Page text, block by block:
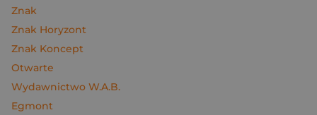
Znak
Znak Horyzont
Znak Koncept
Otwarte
Wydawnictwo W.A.B.
Egmont